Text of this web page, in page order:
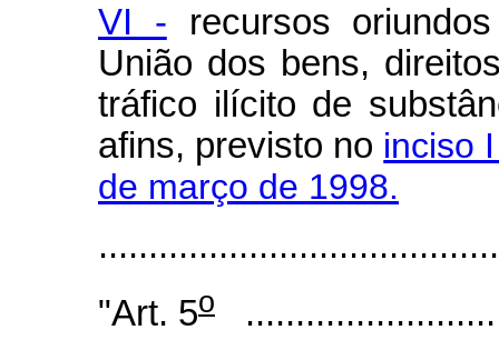
VI - recursos
União dos bens,
tráfico ilícito de
afins, previsto no inciso
de março de 1998.
"Art. 5o